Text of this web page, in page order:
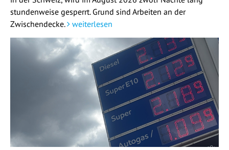
stundenweise gesperrt. Grund sind Arbeiten an der
Zwischendecke.
weiterlesen